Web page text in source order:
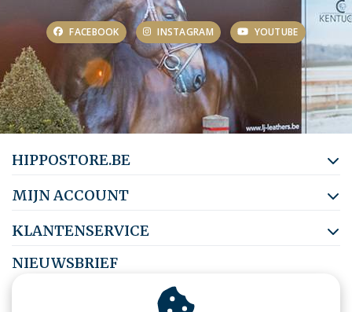
FACEBOOK INSTAGRAM YOUTUBE
HIPPOSTORE.BE
MIJN ACCOUNT
KLANTENSERVICE
NIEUWSBRIEF
Abonneer je op onze nieuwsbrief om op de hoogte te blijven.